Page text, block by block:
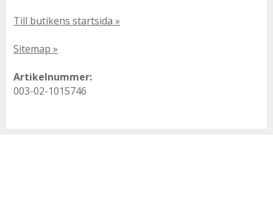
Till butikens startsida »
Sitemap »
Artikelnummer:
003-02-1015746